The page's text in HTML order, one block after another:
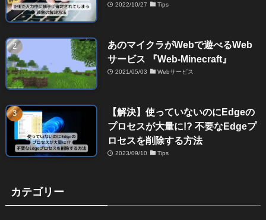
2022/10/27 Tips
あのマイクラがWebで遊べるWeb
サービス 『Web-Minecraft』
2021/05/03 Webサービス
【解決】使っていないのにEdgeの
プロセスが大量に!? 不要なEdgeプ
ロセスを削除する方法
2023/09/10 Tips
カテゴリー